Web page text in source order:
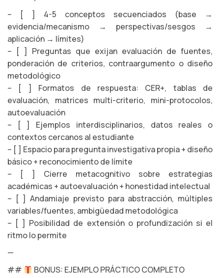
– [ ] 4-5 conceptos secuenciados (base →
evidencia/mecanismo → perspectivas/sesgos →
aplicación → límites)
– [ ] Preguntas que exijan evaluación de fuentes,
ponderación de criterios, contraargumento o diseño
metodológico
– [ ] Formatos de respuesta: CER+, tablas de
evaluación, matrices multi-criterio, mini-protocolos,
autoevaluación
– [ ] Ejemplos interdisciplinarios, datos reales o
contextos cercanos al estudiante
– [ ] Espacio para pregunta investigativa propia + diseño
básico + reconocimiento de límite
– [ ] Cierre metacognitivo sobre estrategias
académicas + autoevaluación + honestidad intelectual
– [ ] Andamiaje previsto para abstracción, múltiples
variables/fuentes, ambigüedad metodológica
– [ ] Posibilidad de extensión o profundización si el
ritmo lo permite
—
##
BONUS: EJEMPLO PRÁCTICO COMPLETO